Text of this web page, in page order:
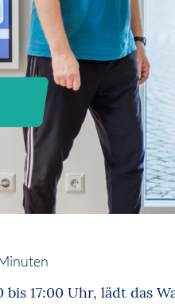
17:00 Uhr, lädt das